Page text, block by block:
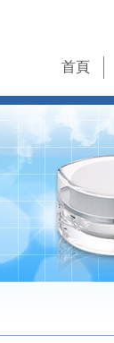
首頁